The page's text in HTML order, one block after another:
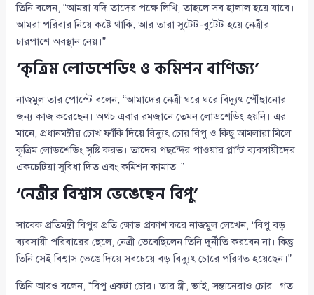
তিনি বলেন, “আমরা যদি তাদের পক্ষে লিখি, তাহলে সব হালাল হয়ে যাবে।
আমরা পরিবার নিয়ে কষ্টে থাকি, আর তারা সুটেট-বুটেট হয়ে নেত্রীর
চারপাশে অবস্থান নেয়।”
‘কৃত্রিম লোডশেডিং ও কমিশন বাণিজ্য’
নাজমুল তার পোস্টে বলেন, “আমাদের নেত্রী ঘরে ঘরে বিদ্যুৎ পৌঁছানোর
জন্য কাজ করেছেন। অথচ এবার রমজানে তেমন লোডশেডিং হয়নি। এর
মানে, প্রধানমন্ত্রীর চোখ ফাঁকি দিয়ে বিদ্যুৎ চোর বিপু ও কিছু আমলারা মিলে
কৃত্রিম লোডশেডিং সৃষ্টি করত। তাদের পছন্দের পাওয়ার প্লান্ট ব্যবসায়ীদের
একচেটিয়া সুবিধা দিত এবং কমিশন কামাত।”
‘নেত্রীর বিশ্বাস ভেঙেছেন বিপু’
সাবেক প্রতিমন্ত্রী বিপুর প্রতি ক্ষোভ প্রকাশ করে নাজমুল লেখেন, “বিপু বড়
ব্যবসায়ী পরিবারের ছেলে, নেত্রী ভেবেছিলেন তিনি দুর্নীতি করবেন না। কিন্তু
তিনি সেই বিশ্বাস ভেঙে দিয়ে সবচেয়ে বড় বিদ্যুৎ চোরে পরিণত হয়েছেন।”
তিনি আরও বলেন, “বিপু একটা চোর। তার স্ত্রী, ভাই, সন্তানেরাও চোর। গত